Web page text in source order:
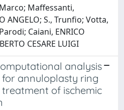
Maffessanti,
ANGELO; S., Trunfio; Votta,
Caiani, ENRICO
CESARE LUIGI
analysis
annuloplasty ring
of ischemic